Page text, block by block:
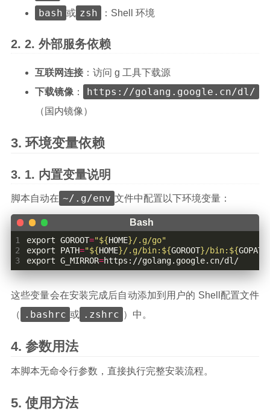
bash 或 zsh ：Shell 环境
外部服务依赖
互联网连接 ：访问 g 工具下载源
下载镜像 ： https://golang.google.cn/dl/
（国内镜像）
环境变量依赖
内置变量说明
脚本自动在 ~/.g/env 文件中配置以下环境变量：
1
2
3
export GOROOT="${HOME}/.g/go"
export
PATH="${HOME}/.g/bin: ${GOROOT}/bin: ${GOPATH
export G_MIRROR=https://golang.google.cn/dl/
这些变量会在安装完成后自动添加到用户的 Shell配置文件
（
.bashrc 或 .zshrc ）中。
参数用法
本脚本无命令行参数，直接执行完整安装流程。
使用方法